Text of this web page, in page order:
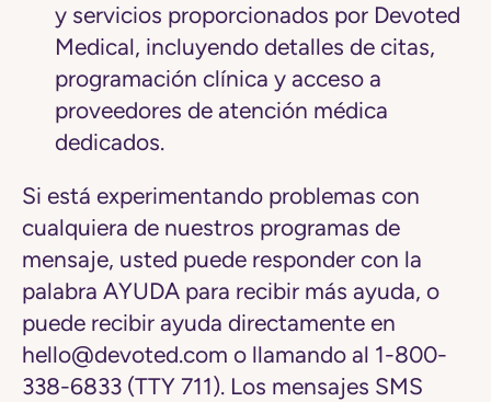
y servicios proporcionados por Devoted
Medical, incluyendo detalles de citas,
programación clínica y acceso a
proveedores de atención médica
dedicados.
Si está experimentando problemas con
cualquiera de nuestros programas de
mensaje, usted puede responder con la
palabra AYUDA para recibir más ayuda, o
puede recibir ayuda directamente en
hello@devoted.com o llamando al 1-800-
338-6833 (TTY 711). Los mensajes SMS